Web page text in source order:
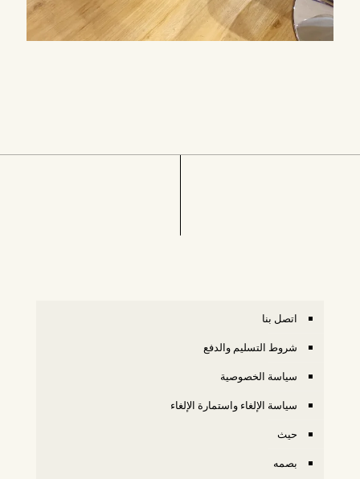
اتصل بنا
شروط التسليم والدفع
سياسة الخصوصية
سياسة الإلغاء واستمارة الإلغاء
حيث
بصمه